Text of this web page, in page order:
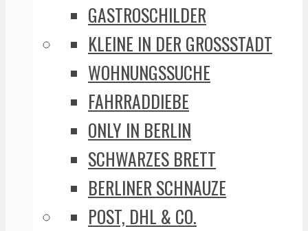
GASTROSCHILDER
KLEINE IN DER GROSSSTADT
WOHNUNGSSUCHE
FAHRRADDIEBE
ONLY IN BERLIN
SCHWARZES BRETT
BERLINER SCHNAUZE
POST, DHL & CO.